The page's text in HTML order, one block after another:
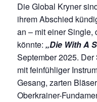
Die Global Kryner
ihrem Abschied
an – mit einer Single,
könnte: „Die With A
September 2025.
mit feinfühliger
Gesang, zarten
Oberkrainer-